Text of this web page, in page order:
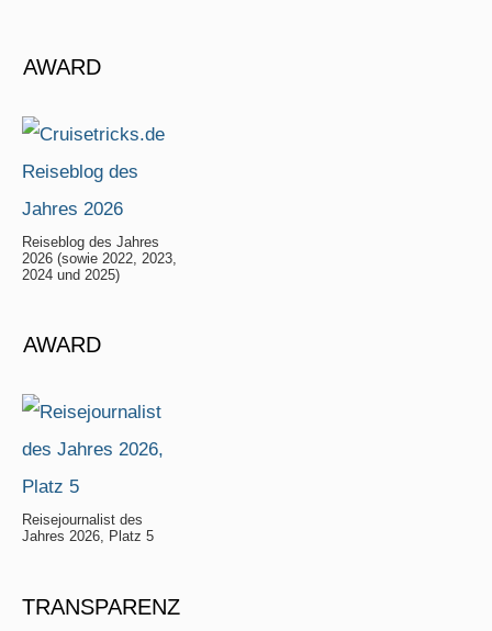
AWARD
Reiseblog des Jahres
2026 (sowie 2022, 2023,
2024 und 2025)
AWARD
Reisejournalist des
Jahres 2026, Platz 5
TRANSPARENZ